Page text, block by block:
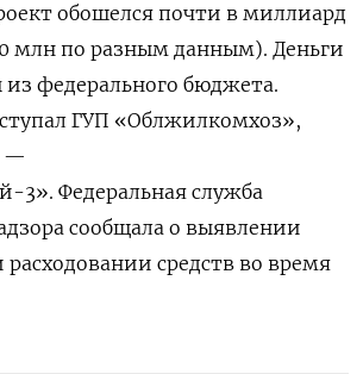
обошелся почти в миллиард
млн по разным данным). Деньги
федерального бюджета.
ГУП «Облжилкомхоз»,
—
3». Федеральная служба
сообщала о выявлении
средств во время